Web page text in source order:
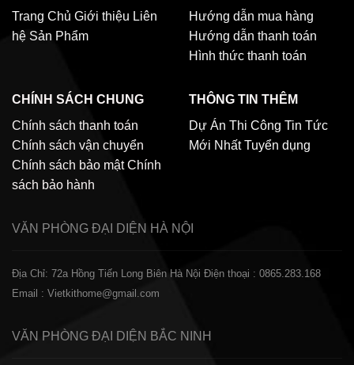
Trang Chủ Giới thiệu Liên
hệ Sản Phẩm
Hướng dẫn mua hàng
Hướng dẫn thanh toán
Hình thức thanh toán
CHÍNH SÁCH CHUNG
Chính sách thanh toán
Chính sách vận chuyển
Chính sách bảo mật Chính
sách bảo hành
THÔNG TIN THÊM
Dự Án Thi Công Tin Tức
Mới Nhất Tuyển dụng
VĂN PHÒNG ĐẠI DIỆN HÀ NỘI
Địa Chỉ: 72a Hồng Tiến Long Biên Hà Nội Điện thoại : 0865.283.168
Email : Vietkithome@gmail.com
VĂN PHÒNG ĐẠI DIỆN BẮC NINH